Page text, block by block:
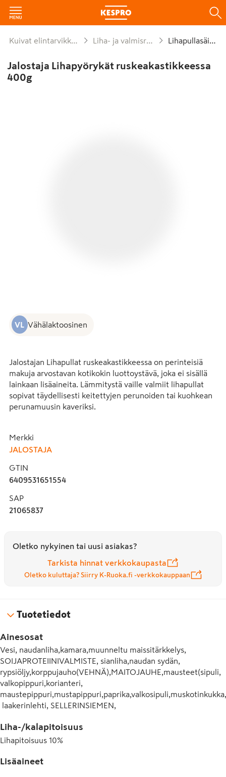
Kuivat elintarvikkeet ja säilykkeet Liha- ja valmisruokasäilykkeet Lihapullasäilyke
Jalostaja Lihapyörykät ruskeakastikkeessa
400g
VL Vähälaktoosinen
Jalostajan Lihapullat ruskeakastikkeessa on perinteisiä
makuja arvostavan kotikokin luottoystävä, joka ei sisällä
lainkaan lisäaineita. Lämmitystä vaille valmiit lihapullat
sopivat täydellisesti keitettyjen perunoiden tai kuohkean
perunamuusin kaveriksi.
valmistettuja arjen helpottajia. Säilyketölkkimme ovat
helposti lajiteltavia – laita tölkki huuhdeltuna
avaamattomina huoneenlämmössä pitkään.
Merkki
JALOSTAJA
GTIN
6409531651554
SAP
21065837
Oletko nykyinen tai uusi asiakas?
Tarkista hinnat verkkokaupasta
Oletko kuluttaja? Siirry K-Ruoka.fi -verkkokauppaan
Tuotetiedot
Ainesosat
Vesi, naudanliha,kamara,muunneltu maissitärkkelys,
SOIJAPROTEIINIVALMISTE, sianliha,naudan sydän,
rypsiöljy,korppujauho(VEHNÄ),MAITOJAUHE,mausteet(sipuli,
valkopippuri,korianteri,
maustepippuri,mustapippuri,paprika,valkosipuli,muskotinkukka,
laakerinlehti, SELLERINSIEMEN,
perunajauho,suola, aromit(liha, kurkuma),
perunakuitu,stabilointiaine(E451), glukoosi,
1,2 %,voimakassuolainen.Tuotteen lihapitoisuus 10 %,lihaa ja
Liha-/kalapitoisuus
Lihapitoisuus 10%
Lisäaineet